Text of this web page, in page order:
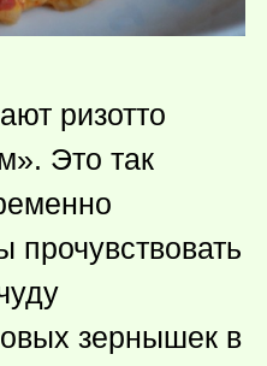
ризотто
Это так
прочувствовать
зернышек в